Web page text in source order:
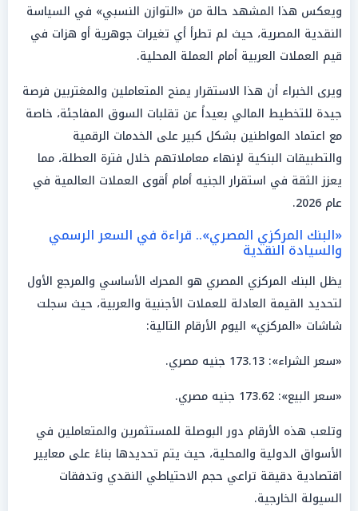
ويعكس هذا المشهد حالة من «التوازن النسبي» في السياسة
النقدية المصرية، حيث لم تطرأ أي تغيرات جوهرية أو هزات في
قيم العملات العربية أمام العملة المحلية.
ويرى الخبراء أن هذا الاستقرار يمنح المتعاملين والمغتربين فرصة
جيدة للتخطيط المالي بعيداً عن تقلبات السوق المفاجئة، خاصة
مع اعتماد المواطنين بشكل كبير على الخدمات الرقمية
والتطبيقات البنكية لإنهاء معاملاتهم خلال فترة العطلة، مما
يعزز الثقة في استقرار الجنيه أمام أقوى العملات العالمية في
عام 2026.
«البنك المركزي المصري».. قراءة في السعر الرسمي
والسيادة النقدية
يظل البنك المركزي المصري هو المحرك الأساسي والمرجع الأول
لتحديد القيمة العادلة للعملات الأجنبية والعربية، حيث سجلت
شاشات «المركزي» اليوم الأرقام التالية:
«سعر الشراء»: 173.13 جنيه مصري.
«سعر البيع»: 173.62 جنيه مصري.
وتلعب هذه الأرقام دور البوصلة للمستثمرين والمتعاملين في
الأسواق الدولية والمحلية، حيث يتم تحديدها بناءً على معايير
اقتصادية دقيقة تراعي حجم الاحتياطي النقدي وتدفقات
السيولة الخارجية.